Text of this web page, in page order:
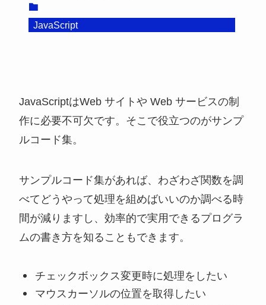
JavaScript
JavaScriptはWeb サイトや Web サービスの制
作に必要不可欠です。そこで役立つのがサンプ
ルコード集。
サンプルコード集があれば、わざわざ関数を調
べてどうやって処理を組めばいいのか調べる時
間が減りますし、効率的で実用できるプログラ
ムの書き方を知ることもできます。
チェックボックス変更時に処理をしたい
マウスカーソルの位置を取得したい